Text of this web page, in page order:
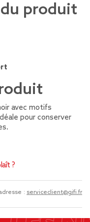
produit
avec motifs
pour conserver
?
: serviceclient@gifi.fr